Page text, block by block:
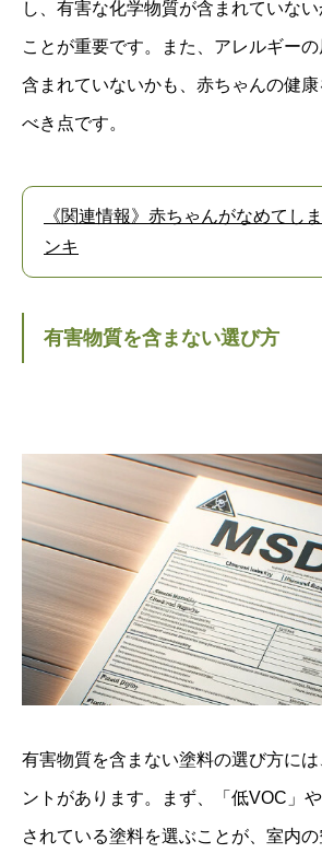
し、有害な化学物質が含まれていな
ことが重要です。また、アレルギー
含まれていないかも、赤ちゃんの健
べき点です。
《関連情報》赤ちゃんがなめてし
ンキ
有害物質を含まない選び方
有害物質を含まない塗料の選び方に
ントがあります。まず、「低VOC」
されている塗料を選ぶことが、室内